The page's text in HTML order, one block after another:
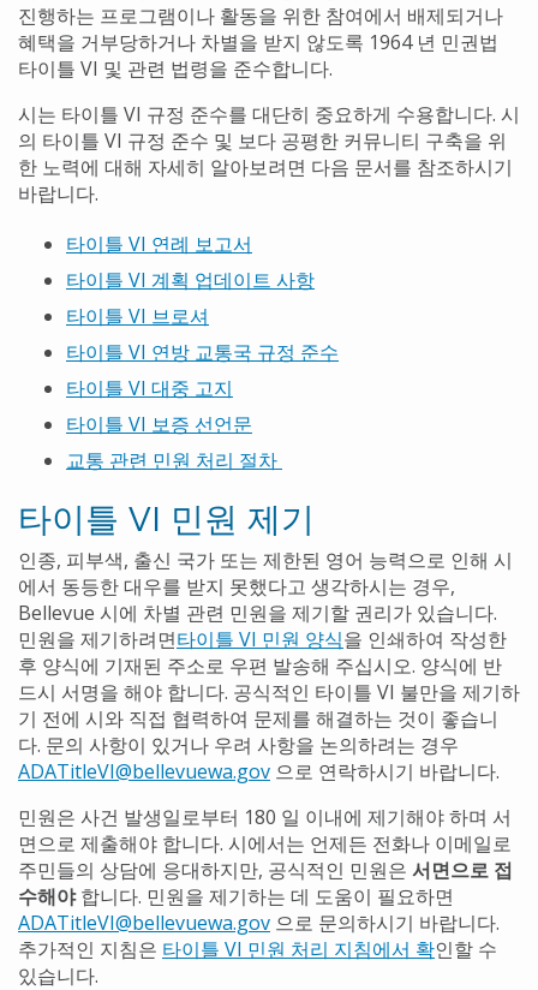
진행하는 프로그램이나 활동을 위한 참여에서 배제되거나
혜택을 거부당하거나 차별을 받지 않도록 1964 년 민권법
타이틀 VI 및 관련 법령을 준수합니다.
시는 타이틀 VI 규정 준수를 대단히 중요하게 수용합니다. 시
의 타이틀 VI 규정 준수 및 보다 공평한 커뮤니티 구축을 위
한 노력에 대해 자세히 알아보려면 다음 문서를 참조하시기
바랍니다.
타이틀 VI 연례 보고서
타이틀 VI 계획 업데이트 사항
타이틀 VI 브로셔
타이틀 VI 연방 교통국 규정 준수
타이틀 VI 대중 고지
타이틀 VI 보증 선언문
교통 관련 민원 처리 절차
타이틀 VI 민원 제기
인종, 피부색, 출신 국가 또는 제한된 영어 능력으로 인해 시
에서 동등한 대우를 받지 못했다고 생각하시는 경우,
Bellevue 시에 차별 관련 민원을 제기할 권리가 있습니다.
민원을 제기하려면타이틀 VI 민원 양식을 인쇄하여 작성한
후 양식에 기재된 주소로 우편 발송해 주십시오. 양식에 반
드시 서명을 해야 합니다. 공식적인 타이틀 VI 불만을 제기하
기 전에 시와 직접 협력하여 문제를 해결하는 것이 좋습니
다. 문의 사항이 있거나 우려 사항을 논의하려는 경우
ADATitleVI@bellevuewa.gov 으로 연락하시기 바랍니다.
민원은 사건 발생일로부터 180 일 이내에 제기해야 하며 서
면으로 제출해야 합니다. 시에서는 언제든 전화나 이메일로
주민들의 상담에 응대하지만, 공식적인 민원은 서면으로 접
수해야합니다. 민원을 제기하는 데 도움이 필요하면
ADATitleVI@bellevuewa.gov 으로 문의하시기 바랍니다.
추가적인 지침은 타이틀 VI 민원 처리 지침에서 확인할 수
있습니다.